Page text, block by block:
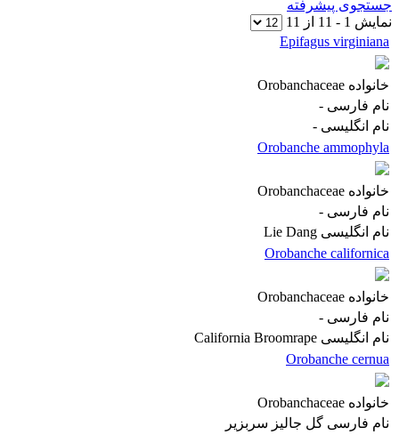
جستجوی پیشرفته
نمایش 1
-
11 از11
Epifagus virginiana
خانوادهOrobanchaceae
نام فارسی -
نام انگلیسی -
Orobanche ammophyla
خانوادهOrobanchaceae
نام فارسی -
نام انگلیسی Lie Dang
Orobanche californica
خانوادهOrobanchaceae
نام فارسی -
نام انگلیسی California Broomrape
Orobanche cernua
خانوادهOrobanchaceae
نام فارسی گل جالیز سربزیر